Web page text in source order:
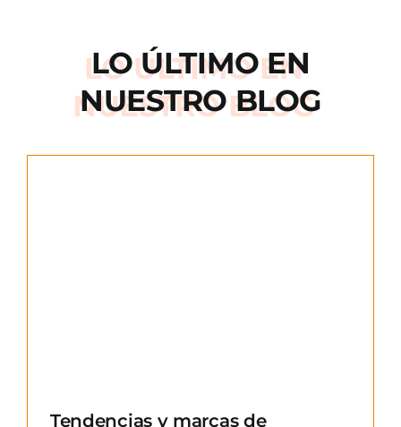
LO ÚLTIMO EN
NUESTRO BLOG
Tendencias y marcas de